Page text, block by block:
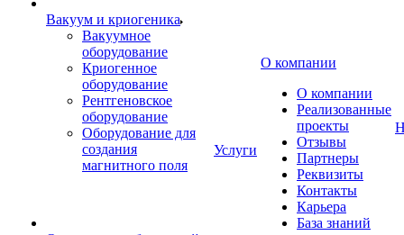
Вакуум и криогеника
Вакуумное
оборудование
Криогенное
оборудование
Рентгеновское
оборудование
Оборудование для
создания
магнитного поля
Услуги
О компании
О компании
Реализованные
проекты
Отзывы
Партнеры
Реквизиты
Контакты
Карьера
База знаний